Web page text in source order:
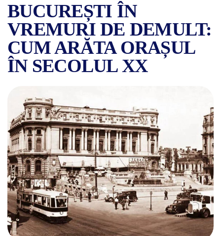
BUCUREȘTI ÎN
VREMURI DE DEMULT:
CUM ARĂTA ORAȘUL
ÎN SECOLUL XX
BUCUREȘTI ÎN VREMURI